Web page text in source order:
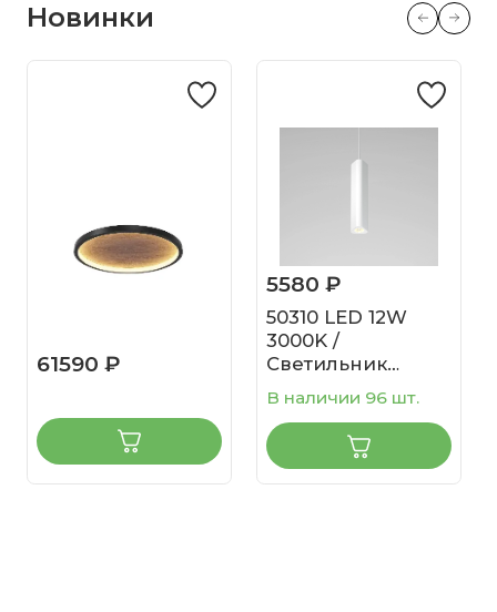
Новинки
61590 ₽
5580 ₽
50310 LED 12W
3000K /
Светильник
подвесной
светодиодный /
белый
В наличии 96 шт.